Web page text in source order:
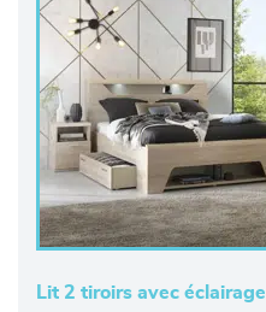
Lit 2 tiroirs avec éclairage